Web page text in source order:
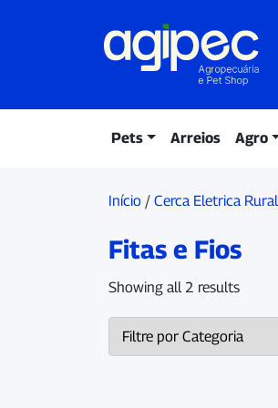
Pets Arreios Agro
Início / Cerca Eletrica Rural
Fitas e Fios
Showing all 2 results